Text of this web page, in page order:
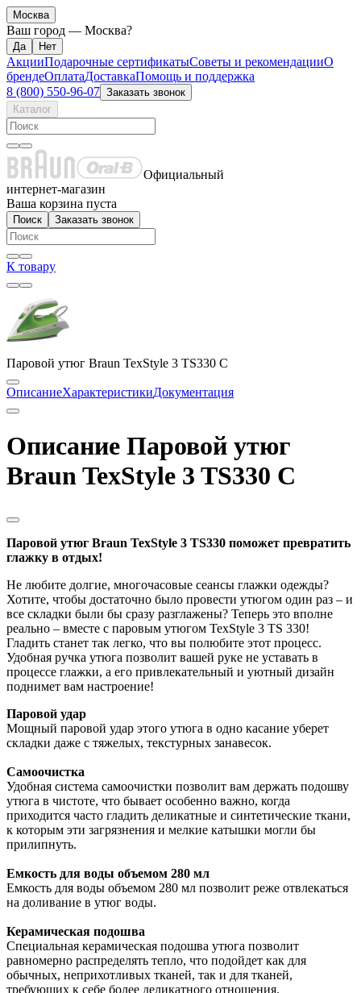
Москва
Ваш город — Москва?
АкцииПодарочные сертификатыСоветы и рекомендацииО
брендеОплатаДоставкаПомощь и поддержка
8 (800) 550-96-07 Заказать звонок
Каталог
Официальный
интернет-магазин
Ваша корзина пуста
Поиск Заказать звонок
К товару
Паровой утюг Braun TexStyle 3 TS330 С
ОписаниеХарактеристикиДокументация
Описание Паровой утюг
Braun TexStyle 3 TS330 С
Паровой утюг Braun TexStyle 3 TS330 поможет превратить
глажку в отдых!
Не любите долгие, многочасовые сеансы глажки одежды?
Хотите, чтобы достаточно было провести утюгом один раз – и
все складки были бы сразу разглажены? Теперь это вполне
реально – вместе с паровым утюгом TexStyle 3 TS 330!
Гладить станет так легко, что вы полюбите этот процесс.
Удобная ручка утюга позволит вашей руке не уставать в
процессе глажки, а его привлекательный и уютный дизайн
поднимет вам настроение!
Паровой удар
Мощный паровой удар этого утюга в одно касание уберет
складки даже с тяжелых, текстурных занавесок.
Самоочистка
Удобная система самоочистки позволит вам держать подошву
утюга в чистоте, что бывает особенно важно, когда
приходится часто гладить деликатные и синтетические ткани,
к которым эти загрязнения и мелкие катышки могли бы
прилипнуть.
Емкость для воды объемом 280 мл
Емкость для воды объемом 280 мл позволит реже отвлекаться
на доливание в утюг воды.
Керамическая подошва
Специальная керамическая подошва утюга позволит
равномерно распределять тепло, что подойдет как для
обычных, неприхотливых тканей, так и для тканей,
требующих к себе более деликатного отношения.